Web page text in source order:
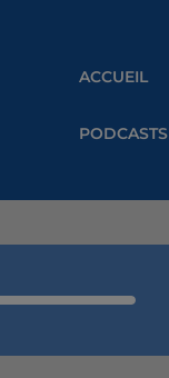
ACCUEIL
PODCASTS